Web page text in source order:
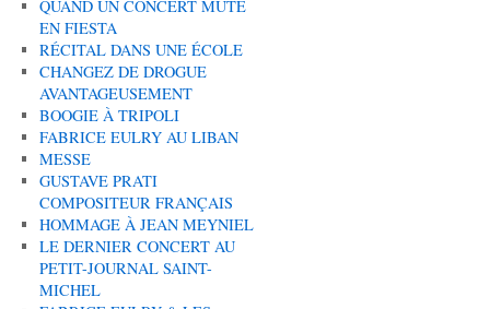
QUAND UN CONCERT MUTE
EN FIESTA
RÉCITAL DANS UNE ÉCOLE
CHANGEZ DE DROGUE
AVANTAGEUSEMENT
BOOGIE À TRIPOLI
FABRICE EULRY AU LIBAN
MESSE
GUSTAVE PRATI
COMPOSITEUR FRANÇAIS
HOMMAGE À JEAN MEYNIEL
LE DERNIER CONCERT AU
PETIT-JOURNAL SAINT-
MICHEL